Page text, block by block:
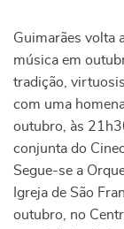
Guimarães volta
música em
tradição,
com uma
outubro, às
conjunta do
Segue-se a
Igreja de São
outubro, no